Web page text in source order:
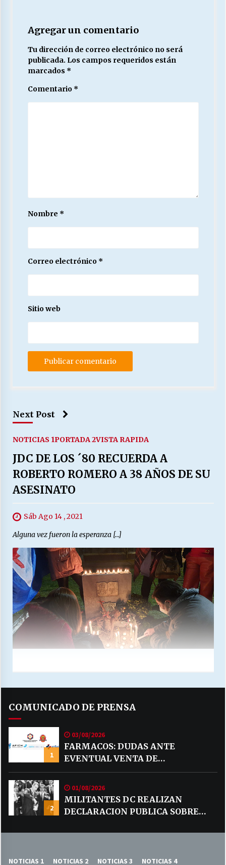
Agregar un comentario
Tu dirección de correo electrónico no será
publicada. Los campos requeridos están
marcados *
Comentario *
Nombre *
Correo electrónico *
Sitio web
Next Post
NOTICIAS 1PORTADA 2VISTA RAPIDA
JDC DE LOS ´80 RECUERDA A
ROBERTO ROMERO A 38 AÑOS DE SU
ASESINATO
Sáb Ago 14 , 2021
Alguna vez fueron la esperanza […]
COMUNICADO DE PRENSA
1
03/08/2026
FARMACOS: DUDAS ANTE
EVENTUAL VENTA DE
MEDICAMENTOS POR MERCADO
LIBRE
2
01/08/2026
MILITANTES DC REALIZAN
DECLARACION PUBLICA SOBRE
NOTICIAS 1 NOTICIAS 2 NOTICIAS 3 NOTICIAS 4